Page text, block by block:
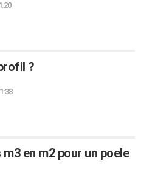
?
en m2 pour un poele